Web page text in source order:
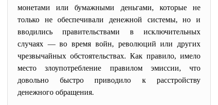
монетами или бумажными деньгами, которые не
только не обеспечивали денежной системы, но и
вводились правительствами в исключительных
случаях — во время войн, революций или других
чрезвычайных обстоятельствах. Как правило, имело
место злоупотребление правилом эмиссии, что
довольно быстро приводило к расстройству
денежного обращения.